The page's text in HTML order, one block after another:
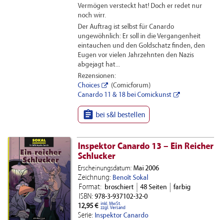
Vermögen versteckt hat! Doch er redet nur
noch wirr.
Der Auftrag ist selbst für Canardo
ungewöhnlich: Er soll in die Vergangenheit
eintauchen und den Goldschatz finden, den
Eugen vor vielen Jahrzehnten den Nazis
abgejagt hat...
Rezensionen:
Choices
(Comicforum)
Canardo 11 & 18 bei Comickunst
 bei s&l bestellen
Inspektor Canardo 13 – Ein Reicher
Schlucker
Erscheinungsdatum: Mai 2006
Zeichnung: Benoît Sokal
Format: broschiert 48 Seiten farbig
ISBN: 978-3-937102-32-0
12,95 € inkl. MwSt.
zzgl. Versand
Serie: Inspektor Canardo